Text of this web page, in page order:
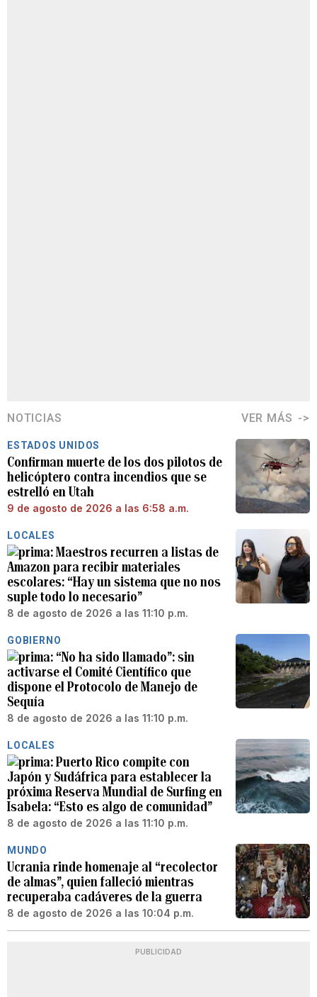
NOTICIAS VER MÁS
ESTADOS UNIDOS
Confirman muerte de los dos pilotos de
helicóptero contra incendios que se
estrelló en Utah
9 de agosto de 2026 a las 6:58 a.m.
LOCALES
Maestros recurren a listas de
Amazon para recibir materiales
escolares: “Hay un sistema que no nos
suple todo lo necesario”
8 de agosto de 2026 a las 11:10 p.m.
GOBIERNO
“No ha sido llamado”: sin
activarse el Comité Científico que
dispone el Protocolo de Manejo de
Sequía
8 de agosto de 2026 a las 11:10 p.m.
LOCALES
Puerto Rico compite con
Japón y Sudáfrica para establecer la
próxima Reserva Mundial de Surfing en
Isabela: “Esto es algo de comunidad”
8 de agosto de 2026 a las 11:10 p.m.
MUNDO
Ucrania rinde homenaje al “recolector
de almas”, quien falleció mientras
recuperaba cadáveres de la guerra
8 de agosto de 2026 a las 10:04 p.m.
PUBLICIDAD